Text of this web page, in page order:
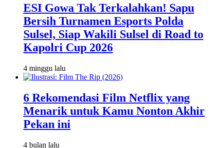
ESI Gowa Tak Terkalahkan! Sapu
Bersih Turnamen Esports Polda
Sulsel, Siap Wakili Sulsel di Road to
Kapolri Cup 2026
4 minggu lalu
6 Rekomendasi Film Netflix yang
Menarik untuk Kamu Nonton Akhir
Pekan ini
4 bulan lalu